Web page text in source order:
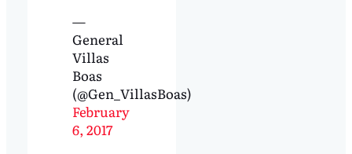
—
General
Villas
Boas
(@Gen_VillasBoas)
February
6, 2017